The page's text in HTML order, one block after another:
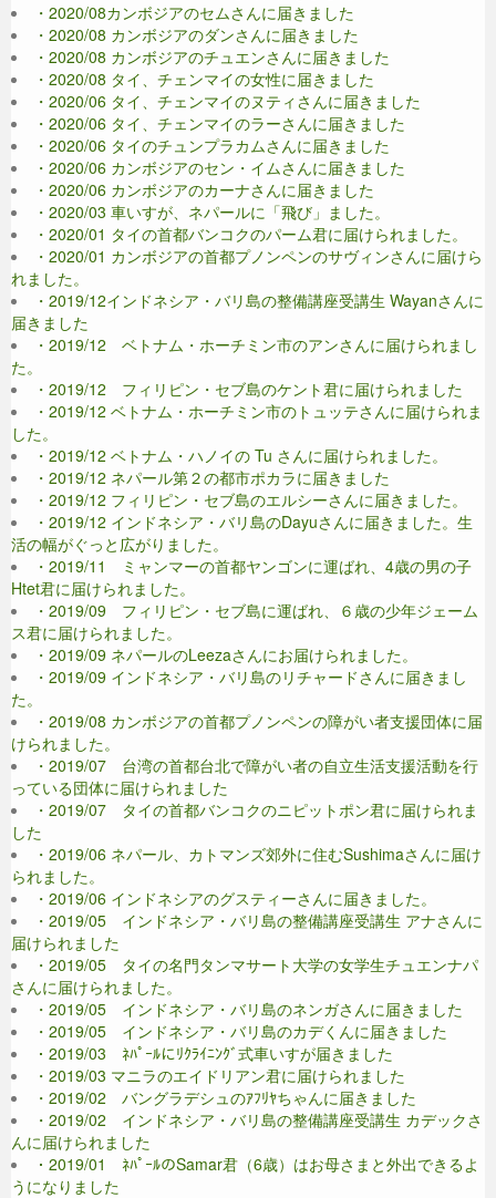
・2020/08カンボジアのセムさんに届きました
・2020/08 カンボジアのダンさんに届きました
・2020/08 カンボジアのチュエンさんに届きました
・2020/08 タイ、チェンマイの女性に届きました
・2020/06 タイ、チェンマイのヌティさんに届きました
・2020/06 タイ、チェンマイのラーさんに届きました
・2020/06 タイのチュンプラカムさんに届きました
・2020/06 カンボジアのセン・イムさんに届きました
・2020/06 カンボジアのカーナさんに届きました
・2020/03 車いすが、ネパールに「飛び」ました。
・2020/01 タイの首都バンコクのパーム君に届けられました。
・2020/01 カンボジアの首都プノンペンのサヴィンさんに届けら
れました。
・2019/12インドネシア・バリ島の整備講座受講生 Wayanさんに
届きました
・2019/12 ベトナム・ホーチミン市のアンさんに届けられまし
た。
・2019/12 フィリピン・セブ島のケント君に届けられました
・2019/12 ベトナム・ホーチミン市のトュッテさんに届けられま
した。
・2019/12 ベトナム・ハノイの Tu さんに届けられました。
・2019/12 ネパール第２の都市ポカラに届きました
・2019/12 フィリピン・セブ島のエルシーさんに届きました。
・2019/12 インドネシア・バリ島のDayuさんに届きました。生
活の幅がぐっと広がりました。
・2019/11 ミャンマーの首都ヤンゴンに運ばれ、4歳の男の子
Htet君に届けられました。
・2019/09 フィリピン・セブ島に運ばれ、６歳の少年ジェーム
ス君に届けられました。
・2019/09 ネパールのLeezaさんにお届けられました。
・2019/09 インドネシア・バリ島のリチャードさんに届きまし
た。
・2019/08 カンボジアの首都プノンペンの障がい者支援団体に届
けられました。
・2019/07 台湾の首都台北で障がい者の自立生活支援活動を行
っている団体に届けられました
・2019/07 タイの首都バンコクのニピットポン君に届けられま
した
・2019/06 ネパール、カトマンズ郊外に住むSushimaさんに届け
られました。
・2019/06 インドネシアのグスティーさんに届きました。
・2019/05 インドネシア・バリ島の整備講座受講生 アナさんに
届けられました
・2019/05 タイの名門タンマサート大学の女学生チュエンナパ
さんに届けられました。
・2019/05 インドネシア・バリ島のネンガさんに届きました
・2019/05 インドネシア・バリ島のカデくんに届きました
・2019/03 ﾈﾊﾟｰﾙにﾘｸﾗｲﾆﾝｸﾞ式車いすが届きました
・2019/03 マニラのエイドリアン君に届けられました
・2019/02 バングラデシュのｱﾌﾘﾔちゃんに届きました
・2019/02 インドネシア・バリ島の整備講座受講生 カデックさ
んに届けられました
・2019/01 ﾈﾊﾟｰﾙのSamar君（6歳）はお母さまと外出できるよ
うになりました